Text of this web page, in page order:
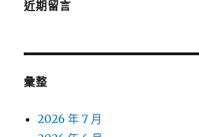
近期留言
彙整
2026 年 7 月